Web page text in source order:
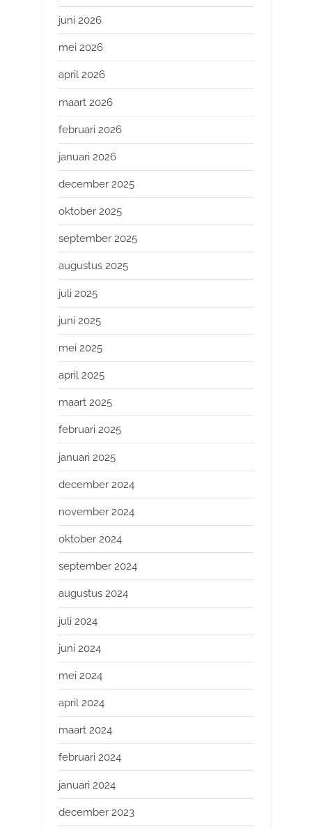
juni 2026
mei 2026
april 2026
maart 2026
februari 2026
januari 2026
december 2025
oktober 2025
september 2025
augustus 2025
juli 2025
juni 2025
mei 2025
april 2025
maart 2025
februari 2025
januari 2025
december 2024
november 2024
oktober 2024
september 2024
augustus 2024
juli 2024
juni 2024
mei 2024
april 2024
maart 2024
februari 2024
januari 2024
december 2023